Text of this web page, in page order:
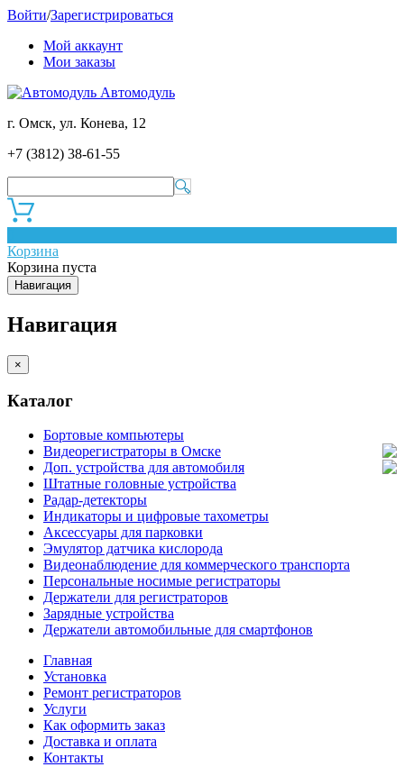
Войти/Зарегистрироваться
Мой аккаунт
Мои заказы
Автомодуль
г. Омск, ул. Конева, 12
+7 (3812) 38-61-55
Корзина
Корзина пуста
Навигация
Навигация
×
Каталог
Бортовые компьютеры
Видеорегистраторы в Омске
Доп. устройства для автомобиля
Штатные головные устройства
Радар-детекторы
Индикаторы и цифровые тахометры
Аксессуары для парковки
Эмулятор датчика кислорода
Видеонаблюдение для коммерческого транспорта
Персональные носимые регистраторы
Держатели для регистраторов
Зарядные устройства
Держатели автомобильные для смартфонов
Главная
Установка
Ремонт регистраторов
Услуги
Как оформить заказ
Доставка и оплата
Контакты